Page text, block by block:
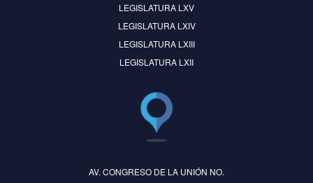
LEGISLATURA LXV
LEGISLATURA LXIV
LEGISLATURA LXIII
LEGISLATURA LXII
AV. CONGRESO DE LA UNIÓN NO.